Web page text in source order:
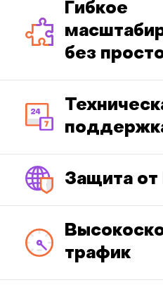
Гибкое
без
Защита от
трафик